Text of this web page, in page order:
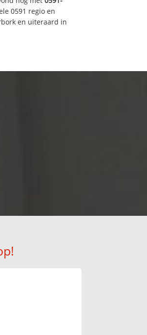
0591 regio en
en uiteraard in